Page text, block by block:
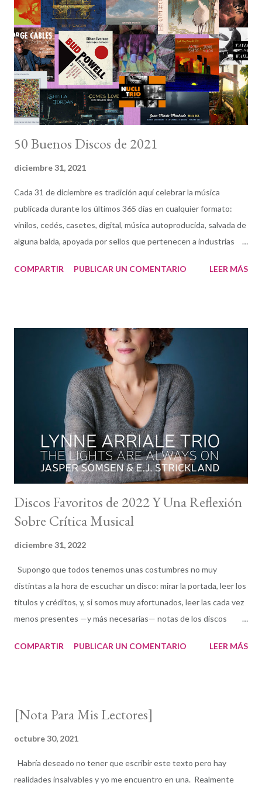
Working The Beat , un grupo de trabajo internacional
dependiente de la Jazz Journalists Association . Nuestra meta
es hacer sonar esa música cancelada: no perder ni una nota
pese a las medidas de contención. Sabemos bien que el impacto
económico va a ser inevitable pero creemos que en esta
situación extraordinaria, l...
50 Buenos Discos de 2021
diciembre 31, 2021
Cada 31 de diciembre es tradición aquí celebrar la música
publicada durante los últimos 365 días en cualquier formato:
vinilos, cedés, casetes, digital, música autoproducida, salvada de
alguna balda, apoyada por sellos que pertenecen a industrias
siguen ampliándose (y a la vez reduciéndose) en esta irónica
dedicada colaboración de Tom Hull. Hull, el hombre con los
datos, cuenta que 156 críticos hemos votado 510 grabaciones
diferentes en 2021, lo que sigue convirtiendo a dicha lista única
en su naturaleza. Podéis leer la selección completa de los discos
de jazz elegidos por la crítica internacional y las votaciones
individuales. La frustración vuelve a ser la protagonista por el
número limitado de discos que podemos sel...
COMPARTIR PUBLICAR UN COMENTARIO LEER MÁS
Discos Favoritos de 2022 Y Una Reflexión
Sobre Crítica Musical
diciembre 31, 2022
Supongo que todos tenemos unas costumbres no muy
distintas a la hora de escuchar un disco: mirar la portada, leer los
títulos y créditos, y, si somos muy afortunados, leer las cada vez
menos presentes —y más necesarias— notas de los discos
On , el tema que abre el 16.º disco como líder de la compositora y
y expresión histórica más destacables que recuerdo. Como
crítica, había un componente personal sobre el que estuve
Alwayn On están inspirados en eventos de profundo peso de
los últimos dos años, con una peculiaridad subjetiva, que yo
COMPARTIR PUBLICAR UN COMENTARIO LEER MÁS
[Nota Para Mis Lectores]
octubre 30, 2021
Habría deseado no tener que escribir este texto pero hay
realidades insalvables y yo me encuentro en una. Realmente